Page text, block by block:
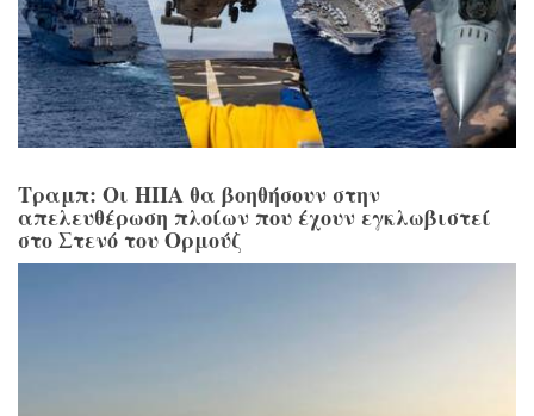
Τραμπ: Οι ΗΠΑ θα βοηθήσουν στην
απελευθέρωση πλοίων που έχουν εγκλωβιστεί
στο Στενό του Ορμούζ